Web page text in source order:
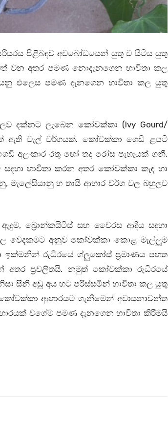
පිළිබඳව අවබෝධයෙන් යුතු ව සිටිය යුතු
වන අතර පමණ නොදැනගෙන භාවිතා කල
එලෙස පමණ දැනගෙන භාවිතා කල යුතු
දක්නට ලැබෙන කෝවක්කා (Ivy Gourd/
ඇති වැල් වර්ගයක්. කෝවක්කා ගෙඩි ළපටි
අලංකාර රතු හෝ තද රෝස පැහැයක් ගනී.
භාවිතා කරන අතර කෝවක්කා කැඳ හා
මැලේසියානු හ තායි ආහාර වර්ග වල බහුලව
ඇදුම, බ්‍රොන්කයිටිස් සහ වෛරස ආදිය සඳහා
වෙදකමට අනුව කෝවක්කා කොළ මැල්ලූම
ඉක්මනින් රුධිරයේ ග්ලුකෝස් ප්‍රමාණය පහත
අතර ප්‍රචලිතයි. නමුත් කෝවක්කා රුධිරයේ
සීනි අඩු අය හට පරිස්සමින් භාවිතා කල යුතු
ආහාරයට ගැනීමෙන් අවාසනාවන්ත
වගේම පමණ දැනගෙන භාවිතා කිරීමයි